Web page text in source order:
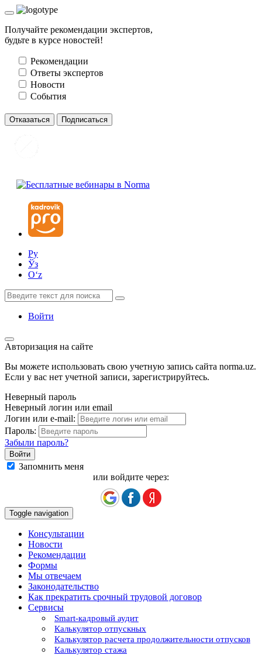
Получайте рекомендации экспертов,
будьте в курсе новостей!
Рекомендации
Ответы экспертов
Новости
События
Отказаться Подписаться
Ру
Ўз
Oʻz
Войти
Авторизация на сайте
Вы можете использовать свою учетную запись сайта norma.uz.
Если у вас нет учетной записи, зарегистрируйтесь.
Неверный пароль
Неверный логин или email
Логин или e-mail:
Пароль:
Забыли пароль?
Запомнить меня
или войдите через:
Toggle navigation
Консультации
Новости
Рекомендации
Формы
Мы отвечаем
Законодательство
Как прекратить срочный трудовой договор
Сервисы
Smart-кадровый аудит
Калькулятор отпускных
Калькулятор расчета продолжительности отпусков
Калькулятор стажа